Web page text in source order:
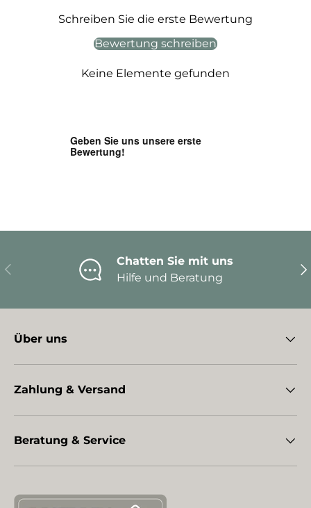
Schreiben Sie die erste Bewertung
Bewertung schreiben
Keine Elemente gefunden
Vorherige
Chatten Sie mit uns
Hilfe und Beratung
Über uns
Zahlung & Versand
Beratung & Service